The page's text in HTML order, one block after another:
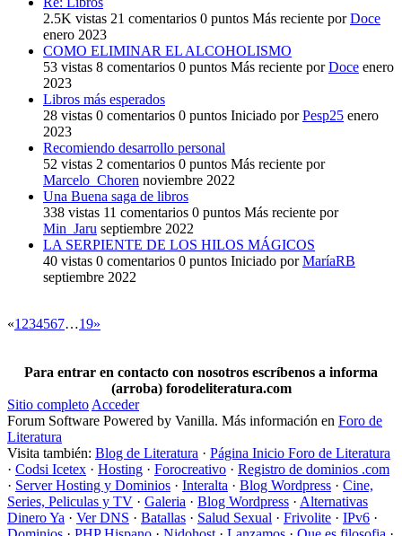
2.5K vistas 21 comentarios 0 puntos Más reciente porDoce
enero 2023
COMO ELIMINAR EL ALCOHOLISMO
53 vistas 8 comentarios 0 puntos Más reciente porDoce enero
2023
Libros más esperados
28 vistas 0 comentarios 0 puntos Iniciado porPesp25 enero
2023
Recomiendo desarrollo personal
52 vistas 2 comentarios 0 puntos Más reciente por
Marcelo_Choren noviembre 2022
Una Buena saga de libros
338 vistas 11 comentarios 0 puntos Más reciente por
Min_Jaru septiembre 2022
LA SERPIENTE DE LOS HILOS MÁGICOS
40 vistas 0 comentarios 0 puntos Iniciado porMaríaRB
septiembre 2022
«1 234567…19»
Para entrar en contacto con nosotros escríbenos a informa
(arroba) forodeliteratura.com
Sitio completo Acceder
Forum Software Powered by Vanilla. Más información en Foro de
Literatura
Visita también: Blog de Literatura · Página Inicio Foro de Literatura
· Codsi Icetex · Hosting · Forocreativo · Registro de dominios .com
· Server Hosting y Dominios · Interalta · Blog Wordpress · Cine,
Series, Peliculas y TV · Galeria · Blog Wordpress · Alternativas
Dinero Ya · Ver DNS · Batallas · Salud Sexual · Frivolite · IPv6 ·